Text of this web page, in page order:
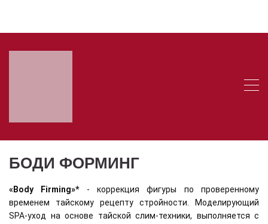
БОДИ ФОРМИНГ
«Body Firming»*- коррекция фигуры по проверенному
временем тайскому рецепту стройности. Моделирующий
SPA-уход на основе тайской слим-техники, выполняется с